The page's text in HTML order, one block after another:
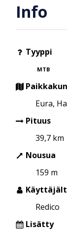
Info
Tyyppi
MTB
Eura,
Pituus
39,7 km
Nousua
159 m
Redico
Lisätty